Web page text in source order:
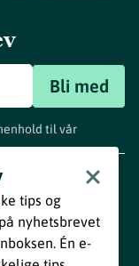
Bli med
til vår
tips og
nyhetsbrevet
Én e-